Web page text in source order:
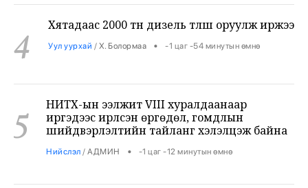
4
5
иргэдээс ирүүлсэн өргөдөл, гомдлын
шийдвэрлэлтийн тайланг хэлэлцэж байна
Нийслэл/АДМИН • -1 цаг -12 минутын өмнө